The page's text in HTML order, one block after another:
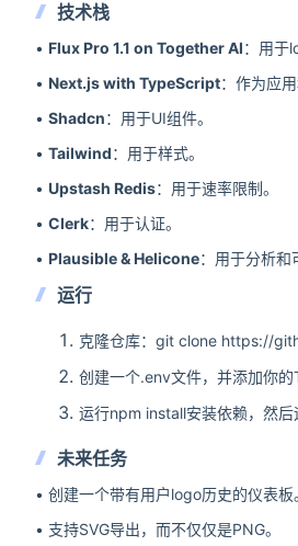
技术栈
• Flux Pro 1.1 on Together AI：用于
• Next.js with TypeScript：作为应用
• Shadcn：用于UI组件。
• Tailwind：用于样式。
• Upstash Redis：用于速率限制。
• Clerk：用于认证。
• Plausible & Helicone：用于分析和
运行
克隆仓库：git clone https://
创建一个.env文件，并添加你的
运行npm install安装依赖，然
未来任务
• 创建一个带有用户logo历史的仪表板
• 支持SVG导出，而不仅仅是PNG。